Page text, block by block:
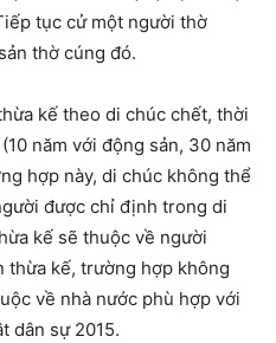
tục cử một người thờ
thờ cúng đó.
kế theo di chúc chết, thời
năm với động sản, 30 năm
hợp này, di chúc không thể
được chỉ định trong di
kế sẽ thuộc về người
thừa kế, trường hợp không
về nhà nước phù hợp với
dân sự 2015.